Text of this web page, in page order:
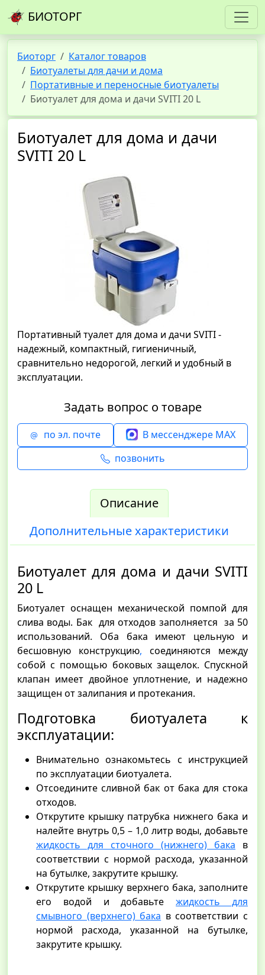
БИОТОРГ
Биоторг
Каталог товаров
Биотуалеты для дачи и дома
Портативные и переносные биотуалеты
Биотуалет для дома и дачи SVITI 20 L
Биотуалет для дома и дачи
SVITI 20 L
Портативный туалет для дома и дачи SVITI -
надежный, компактный, гигиеничный,
сравнительно недорогой, легкий и удобный в
эксплуатации.
Задать вопрос о товаре
по эл. почте
В мессенджере MAX
позвонить
Описание
Дополнительные характеристики
Биотуалет для дома и дачи SVITI
20 L
Биотуалет оснащен механической помпой для
слива воды. Бак для отходов заполняется за 50
использований. Оба бака имеют цельную и
бесшовную конструкцию, соединяются между
собой с помощью боковых защелок. Спускной
клапан имеет двойное уплотнение, и надежно
защищен от залипания и протекания.
Подготовка биотуалета к
эксплуатации:
Внимательно ознакомьтесь с инструкцией
по эксплуатации биотуалета.
Отсоедините сливной бак от бака для стока
отходов.
Открутите крышку патрубка нижнего бака и
налейте внутрь 0,5 – 1,0 литр воды, добавьте
жидкость для сточного (нижнего) бака в
соответствии с нормой расхода, указанной
на бутылке, закрутите крышку.
Открутите крышку верхнего бака, заполните
его водой и добавьтежидкость для
смывного (верхнего) бака в соответствии с
нормой расхода, указанной на бутылке,
закрутите крышку.